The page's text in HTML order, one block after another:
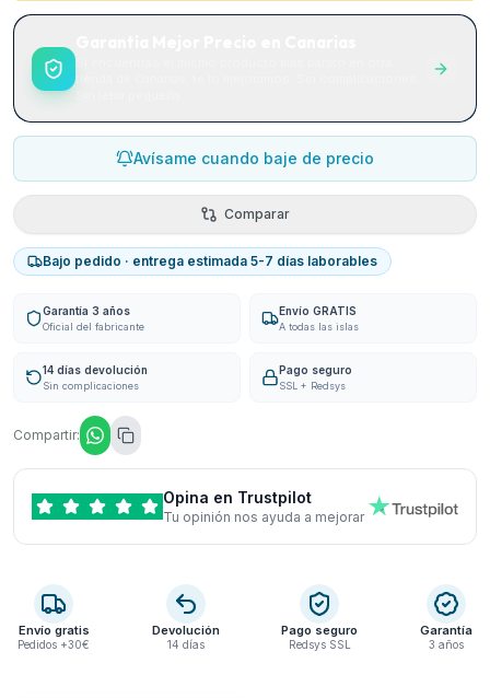
Avísame cuando baje de precio
Comparar
Bajo pedido · entrega estimada 5-7 días laborables
Garantía 3 años
Oficial del fabricante
Envío GRATIS
A todas las islas
14 días devolución
Sin complicaciones
Pago seguro
SSL + Redsys
Compartir:
Opina en Trustpilot
Tu opinión nos ayuda a mejorar
Envío gratis
Pedidos +30€
Devolución
14 días
Pago seguro
Redsys SSL
Garantía
3 años